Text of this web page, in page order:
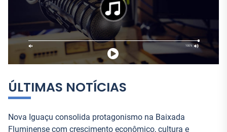
r
ÚLTIMAS NOTÍCIAS
Nova Iguaçu consolida protagonismo na Baixada
Fluminense com crescimento econômico, cultura e